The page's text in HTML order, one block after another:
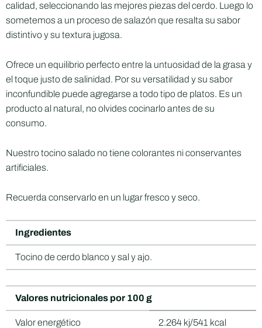
calidad, seleccionando las mejores piezas del cerdo. Luego lo
sometemos a un proceso de salazón que resalta su sabor
distintivo y su textura jugosa.
Ofrece un equilibrio perfecto entre la untuosidad de la grasa y
el toque justo de salinidad. Por su versatilidad y su sabor
inconfundible puede agregarse a todo tipo de platos. Es un
producto al natural, no olvides cocinarlo antes de su
consumo.
Nuestro tocino salado no tiene colorantes ni conservantes
artificiales.
Recuerda conservarlo en un lugar fresco y seco.
Ingredientes
Tocino de cerdo blanco y sal y ajo.
Valores nutricionales por 100 g
Valor energético 2.264 kj/541 kcal